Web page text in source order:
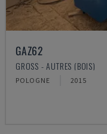
GAZ62
GROSS - AUTRES (BOIS)
POLOGNE 2015